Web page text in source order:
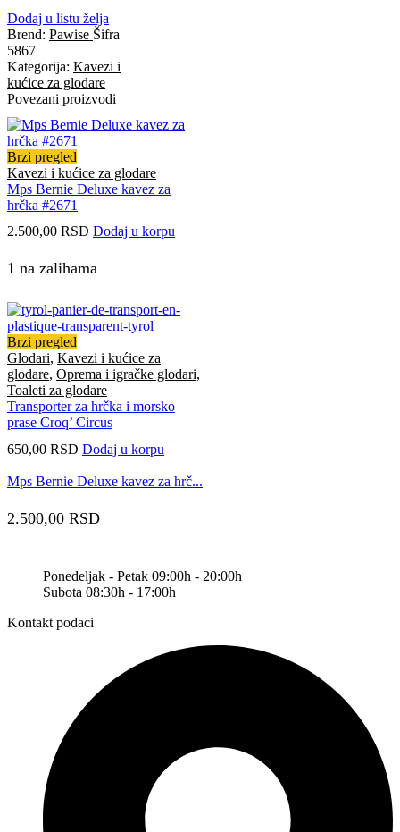
Dodaj u listu želja
Brend: Pawise Šifra
5867
Kategorija: Kavezi i
kućice za glodare
Povezani proizvodi
Brzi pregled
Kavezi i kućice za glodare
Mps Bernie Deluxe kavez za
hrčka #2671
2.500,00 RSD Dodaj u korpu
1 na zalihama
Brzi pregled
Glodari, Kavezi i kućice za
glodare, Oprema i igračke glodari,
Toaleti za glodare
Transporter za hrčka i morsko
prase Croq’ Circus
650,00 RSD Dodaj u korpu
Mps Bernie Deluxe kavez za hrč...
2.500,00 RSD
Ponedeljak - Petak 09:00h - 20:00h
Subota 08:30h - 17:00h
Kontakt podaci